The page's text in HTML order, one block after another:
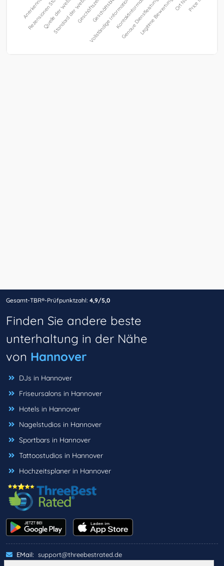
Gesamt-TBR®-Prüfpunktzahl: 4,9/5,0
Finden Sie andere beste
unterhaltung in der Nähe
von Hannover
DJs in Hannover
Friseursalons in Hannover
Hotels in Hannover
Nagelstudios in Hannover
Sportbars in Hannover
Tattoostudios in Hannover
Hochzeitsplaner in Hannover
EMail: support@threebestrated.de